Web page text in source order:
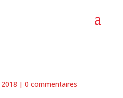
| 0 commentaires